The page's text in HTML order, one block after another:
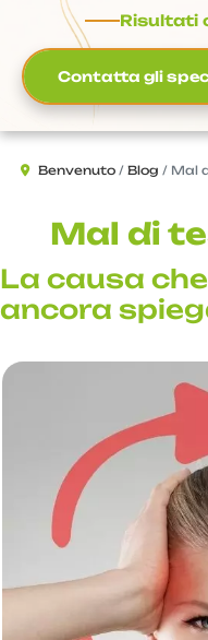
Risultati
Contatta gli
Benvenuto Blog Mal
Mal di
La causa
ancora